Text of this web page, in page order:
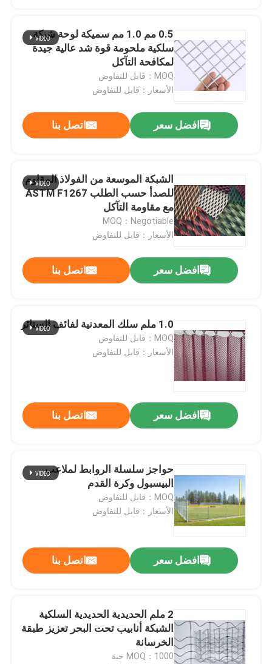
0.5 مم 1.0 مم سميكة لوحة شبكة
سلكية ملحومة قوة شد عالية جيدة
لمكافحة التآكل
MOQ：قابل للتفاوض
الأسعار：قابل للتفاوض
افضل سعر اتصل بنا
الشبكة الموسعة من الفولاذ المقاوم
للصدأ حسب الطلب ASTM F1267
مع مقاومة التآكل
MOQ：Negotiable
الأسعار：قابل للتفاوض
افضل سعر اتصل بنا
1.0 ملم سلك المعدنية لفائف الستائر
MOQ：قابل للتفاوض
الأسعار：قابل للتفاوض
افضل سعر اتصل بنا
حواجز سلسلة الروابط لملاعب
البيسبول وكرة القدم
MOQ：قابل للتفاوض
الأسعار：قابل للتفاوض
افضل سعر اتصل بنا
2 ملم الحديدية الحديدية السلكية
الشبكة أنابيب تحت البحر تعزيز طبقة
الخرسانة
MOQ：1000 حبة